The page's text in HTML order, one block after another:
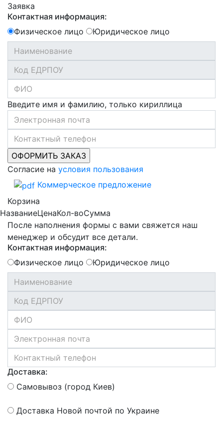
Заявка
Контактная информация:
Физическое лицо
Юридическое лицо
Введите имя и фамилию, только кириллица
Согласие на условия пользования
Коммерческое предложение
Корзина
НазваниеЦенаКол-воСумма
После наполнения формы с вами свяжется наш
менеджер и обсудит все детали.
Контактная информация:
Физическое лицо
Юридическое лицо
Доставка:
Самовывоз (город Киев)
Доставка Новой почтой по Украине